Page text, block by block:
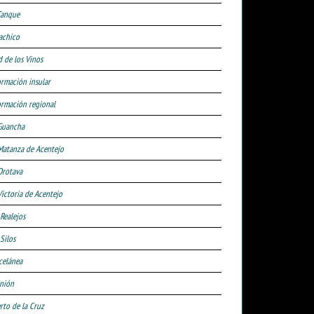
de los Vinos
insular
regional
de Acentejo
de Acentejo
de la Cruz